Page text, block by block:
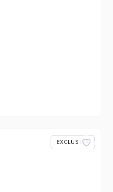
EXCLUSIVA